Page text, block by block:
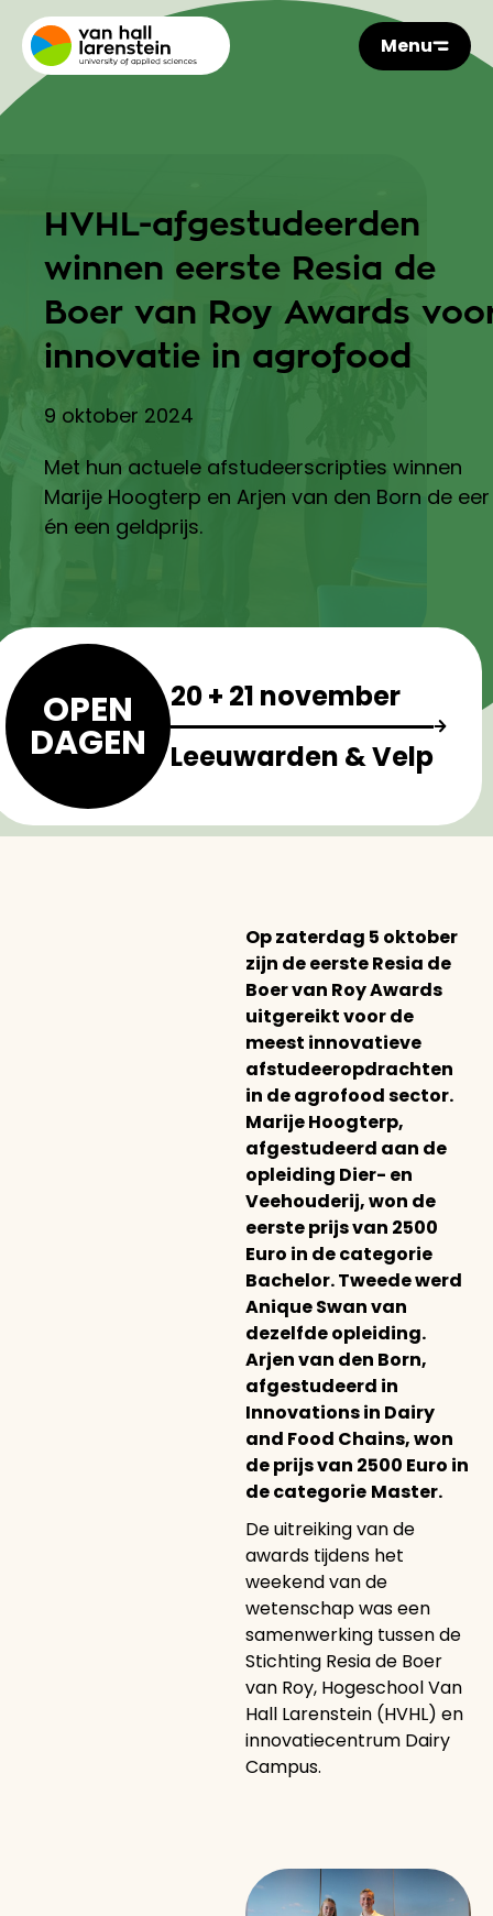
Menu
HVHL-afgestudeerden
winnen eerste Resia de
Boer van Roy Awards
innovatie in agrofood
9 oktober 2024
Met hun actuele afstudeerscripties winnen
Marije Hoogterp en Arjen van den Born de eer
én een geldprijs.
OPEN
DAGEN
20 + 21 november
Leeuwarden & Velp
Op zaterdag 5 oktober
zijn de eerste Resia de
Boer van Roy Awards
uitgereikt voor de
meest innovatieve
afstudeeropdrachten
in de agrofood sector.
Marije Hoogterp,
afgestudeerd aan de
opleiding Dier- en
Veehouderij, won de
eerste prijs van 2500
Euro in de categorie
Bachelor. Tweede werd
Anique Swan van
dezelfde opleiding.
Arjen van den Born,
afgestudeerd in
Innovations in Dairy
and Food Chains, won
de prijs van 2500 Euro in
de categorie Master.
De uitreiking van de
awards tijdens het
weekend van de
wetenschap was een
samenwerking tussen de
Stichting Resia de Boer
van Roy, Hogeschool Van
Hall Larenstein (HVHL) en
innovatiecentrum Dairy
Campus.